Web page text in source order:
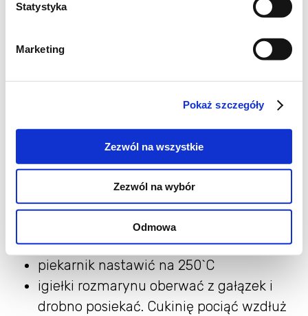
Statystyka
Marketing
Pokaż szczegóły
Zezwól na wszystkie
Zezwól na wybór
Odmowa
kilka łodyżek rozmarynu
Wykonanie:
mąkę z olejem, solą i wodą zamieszać,
następnie zagnieść elastyczne, gładkie
około 1 godzinę. Gdy nie masz czasu
możesz zaraz przystąpić do pracy z
ciasto podzielić na 2 części, podsypać
mąką, rozwałkować 2 cienkie placki.
Placki ułożyć na papierze do pieczenia
piekarnik nastawić na 250`C
igiełki rozmarynu oberwać z gałązek i
drobno posiekać. Cukinię pociąć wzdłuż